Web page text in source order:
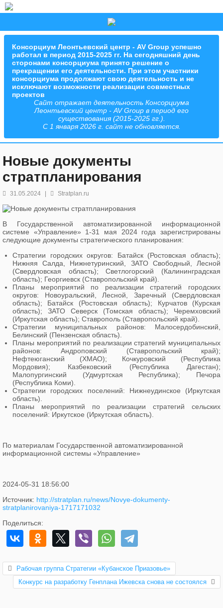
Консорциум Леонтьевский центр - AV Group успешно
работал в период 2015-2025 гг. На сегодняшний день
сторонами консорциума принято решение о
прекращении его деятельности. При этом участники
консорциума продолжают свою деятельность и не
исключают возможности реализации совместных
проектов
Сайт отражает деятельность Консорциума
Леонтьевский центр - AV Group в период его
существования (2015-2025 гг.).
С 1 января 2026 г. сайт не обновляется.
Новые документы
стратпланирования
31.05.2024 Stratplan.ru
В Государственной автоматизированной информационной
системе «Управление» 1-31 мая 2024 года зарегистрированы
следующие документы стратегического планирования:
Стратегии городских округов: Батайск (Ростовская область);
Нижняя Салда, Нижнетуринский, ЗАТО Свободный, Лесной
(Свердловская область); Светлогорский (Калининградская
область); Георгиевск (Ставропольский край).
Планы мероприятий по реализации стратегий городских
округов: Новоуральский, Лесной, Заречный (Свердловская
область); Батайск (Ростовская область); Курчатов (Курская
область); ЗАТО Северск (Томская область); Черемховский
(Иркутская область); Ставрополь (Ставропольский край).
Стратегии муниципальных районов: Малосердобинский,
Белинский (Пензенская область).
Планы мероприятий по реализации стратегий муниципальных
районов: Андроповский (Ставропольский край);
Нефтеюганский (ХМАО); Кочкуровский (Республика
Мордовия); Казбековский (Республика Дагестан);
Малопургинский (Удмуртская Республика); Печора
(Республика Коми).
Стратегии городских поселений: Нижнеудинское (Иркутская
область).
Планы мероприятий по реализации стратегий сельских
поселений: Иркутское (Иркутская область).
По материалам Государственной автоматизированной
информационной системы «Управление»
2024-05-31 18:56:00
Источник: http://stratplan.ru/news/Novye-dokumenty-
stratplanirovaniya-1717171032
Поделиться:
Рабочая группа Стратегии «Кубанское Приазовье»
Конкурс на разработку Генплана Ижевска снова не состоялся